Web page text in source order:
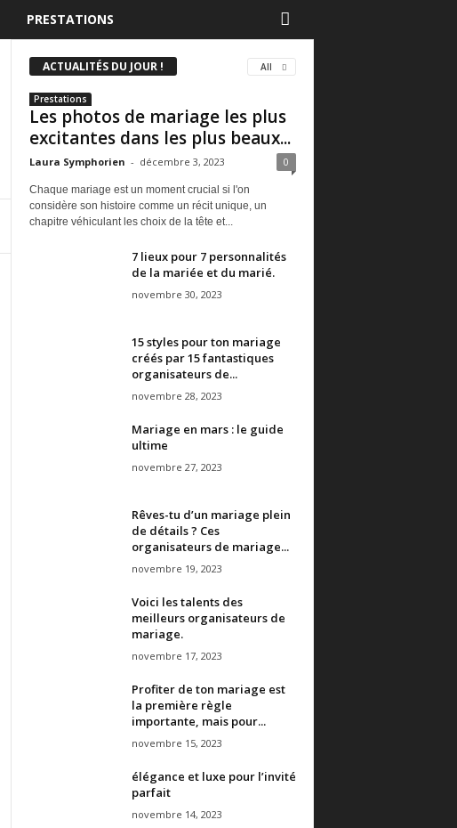
PRESTATIONS
ACTUALITÉS DU JOUR ! All
Prestations
Les photos de mariage les plus
excitantes dans les plus beaux...
Laura Symphorien - décembre 3, 2023 0
Chaque mariage est un moment crucial si l'on
considère son histoire comme un récit unique, un
chapitre véhiculant les choix de la tête et...
7 lieux pour 7 personnalités
de la mariée et du marié.
novembre 30, 2023
15 styles pour ton mariage
créés par 15 fantastiques
organisateurs de...
novembre 28, 2023
Mariage en mars : le guide
ultime
novembre 27, 2023
Rêves-tu d’un mariage plein
de détails ? Ces
organisateurs de mariage...
novembre 19, 2023
Voici les talents des
meilleurs organisateurs de
mariage.
novembre 17, 2023
Profiter de ton mariage est
la première règle
importante, mais pour...
novembre 15, 2023
élégance et luxe pour l’invité
parfait
novembre 14, 2023